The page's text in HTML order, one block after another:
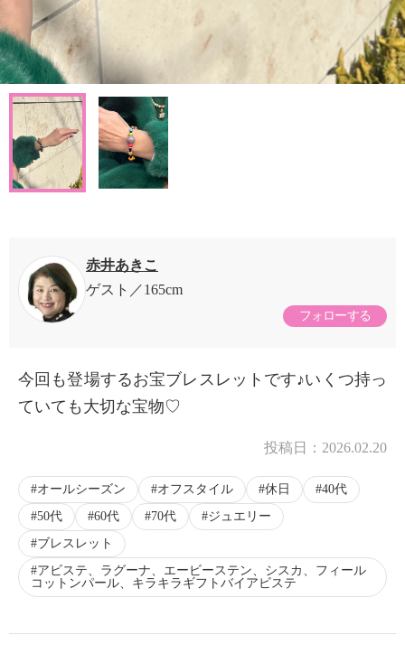
赤井あきこ
ゲスト
165cm
フォローする
今回も登場するお宝ブレスレットです♪いくつ持っ
ていても大切な宝物♡
投稿日： 2026.02.20
オールシーズン オフスタイル 休日
40代
50代
60代 70代
ジュエリー
ブレスレット
アビステ、ラグーナ、エービーステン、シスカ、フィール
コットンパール、キラキラギフトバイアビステ